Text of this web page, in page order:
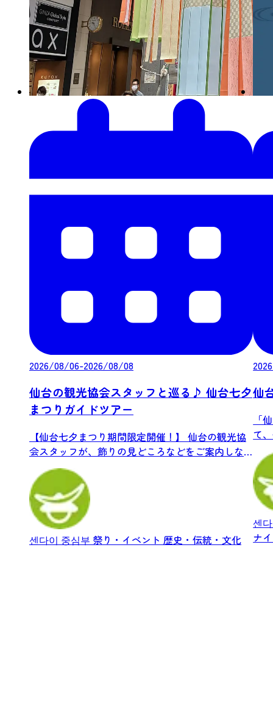
2026/08/06-2026/08/08
仙台の観光協会スタッフと巡る♪ 仙台七夕
まつりガイドツアー
【仙台七夕まつり期間限定開催！】 仙台の観光協
会スタッフが、飾りの見どころなどをご案内しな
がら...
센다이 중심부 祭り・イベント 歴史・伝統・文化
仙
「
て
じ
센
ナ